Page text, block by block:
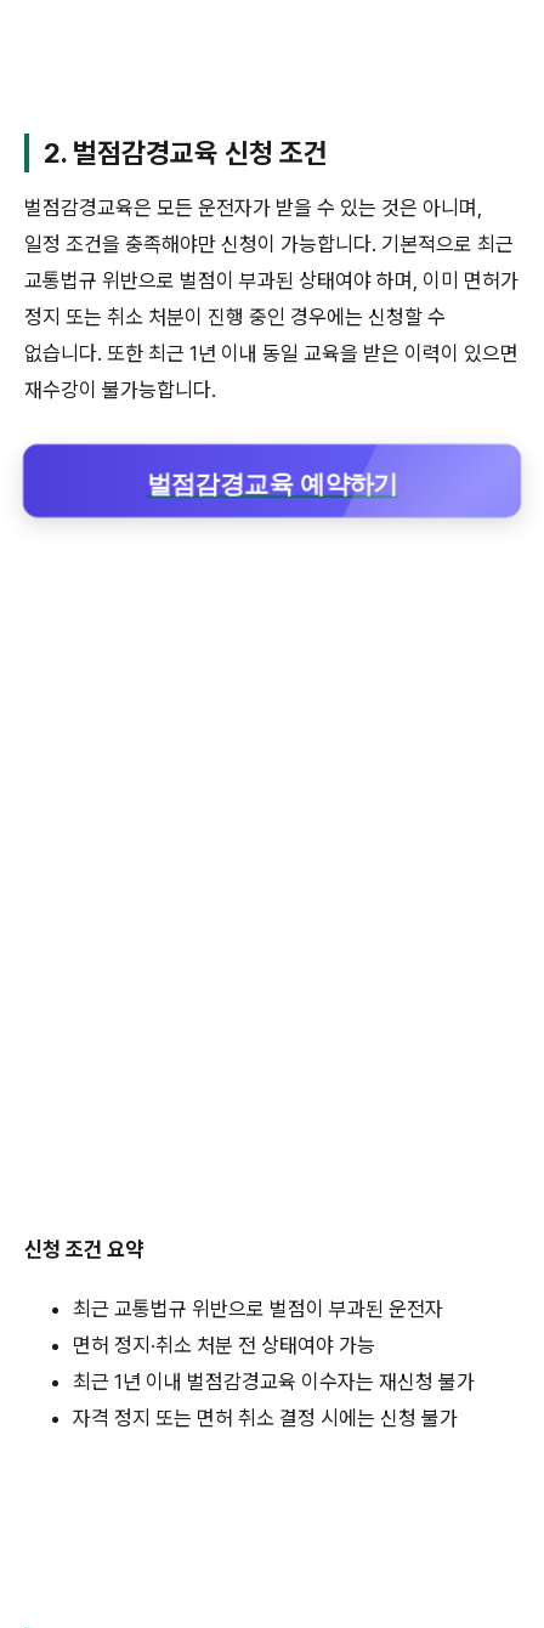
2. 벌점감경교육 신청 조건
벌점감경교육은 모든 운전자가 받을 수 있는 것은 아니며,
일정 조건을 충족해야만 신청이 가능합니다. 기본적으로 최근
교통법규 위반으로 벌점이 부과된 상태여야 하며, 이미 면허가
정지 또는 취소 처분이 진행 중인 경우에는 신청할 수
없습니다. 또한 최근 1년 이내 동일 교육을 받은 이력이 있으면
재수강이 불가능합니다.
벌점감경교육 예약하기
신청 조건 요약
최근 교통법규 위반으로 벌점이 부과된 운전자
면허 정지·취소 처분 전 상태여야 가능
최근 1년 이내 벌점감경교육 이수자는 재신청 불가
자격 정지 또는 면허 취소 결정 시에는 신청 불가